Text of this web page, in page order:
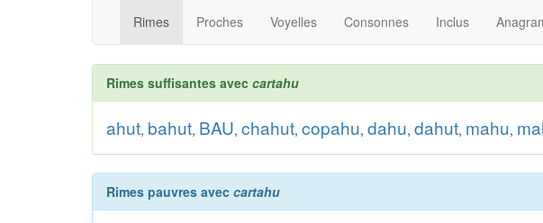
Rimes Proches Voyelles Consonnes Inclus
Rimes suffisantes avec cartahu
ahut, bahut, BAU, chahut, copahu, dahu, dahut, mahu,
Rimes pauvres avec cartahu